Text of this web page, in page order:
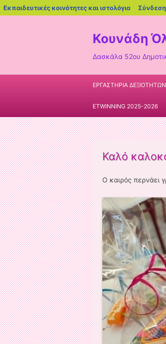
Κουνάδη
Δασκάλα 52ου
ΕΡΓΑΣΤΗΡΙΑ ΔΕΞΙΟΤΗΤΩΝ
ETWINNING 2025-2026
Καλό
Ο καιρός περνάει
Εκπαιδευτικές κοινότητες και ιστολόγια Σύνδεση